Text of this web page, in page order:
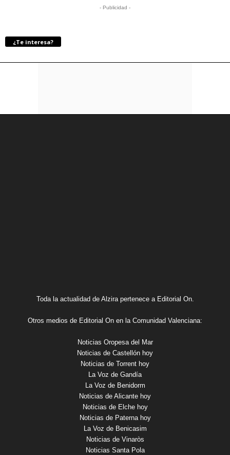
- Publicidad -
¿Te interesa?
Toda la actualidad de Alzira pertenece a Editorial On.
Otros medios de Editorial On en la Comunidad Valenciana:
Noticias Oropesa del Mar
Noticias de Castellón hoy
Noticias de Torrent hoy
La Voz de Gandía
La Voz de Benidorm
Noticias de Alicante hoy
Noticias de Elche hoy
Noticias de Paterna hoy
La Voz de Benicasim
Noticias de Vinaròs
Noticias Santa Pola